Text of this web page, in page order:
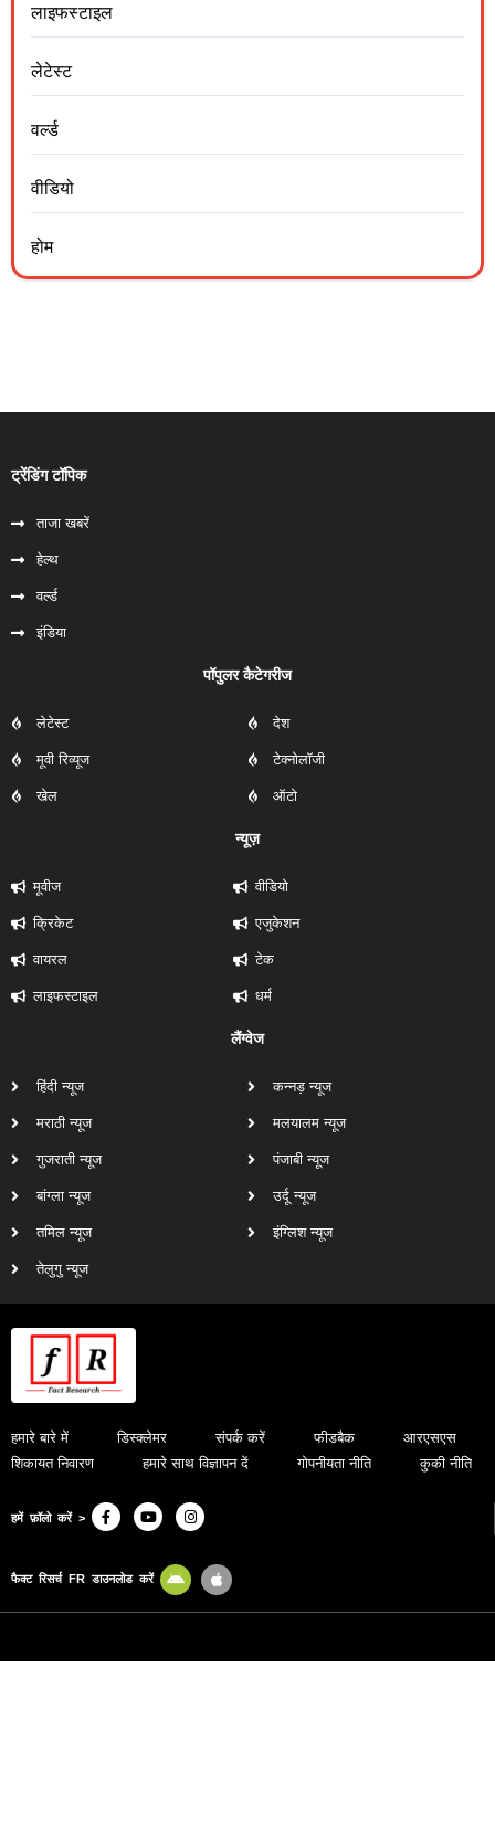
लाइफस्टाइल
लेटेस्ट
वर्ल्ड
वीडियो
होम
ट्रेंडिंग टॉपिक
ताजा खबरें
हेल्‍थ
वर्ल्ड
इंडिया
पॉपुलर कैटेगरीज
लेटेस्ट
मूवी रिव्यूज
खेल
देश
टेक्नोलॉजी
ऑटो
न्यूज़
मूवीज
क्रिकेट
वायरल
लाइफस्टाइल
वीडियो
एजुकेशन
टेक
धर्म
लैंग्वेज
हिंदी न्यूज
मराठी न्यूज
गुजराती न्यूज
बांग्ला न्यूज
तमिल न्यूज
तेलुगु न्यूज
कन्नड़ न्यूज
मलयालम न्यूज
पंजाबी न्यूज
उर्दू न्यूज
इंग्लिश न्यूज
हमारे बारे में डिस्क्लेमर संपर्क करें फीडबैक
आरएसएस
शिकायत निवारण
हमारे साथ विज्ञापन दें गोपनीयता नीति कुकी नीति
हमें फ़ॉलो करें >
फैक्ट रिसर्च FR डाउनलोड करें